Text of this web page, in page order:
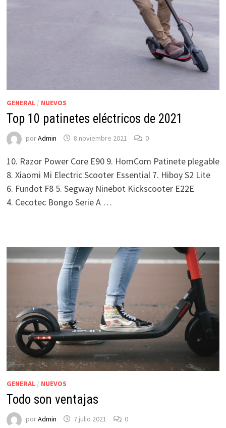
GENERAL/ NUEVOS
Top 10 patinetes eléctricos de 2021
porAdmin 8 noviembre 2021 0
10. Razor Power Core E90 9. HomCom Patinete plegable
8. Xiaomi Mi Electric Scooter Essential 7. Hiboy S2 Lite
6. Fundot F8 5. Segway Ninebot Kickscooter E22E
4. Cecotec Bongo Serie A …
GENERAL/ NUEVOS
Todo son ventajas
porAdmin 7 julio 2021 0